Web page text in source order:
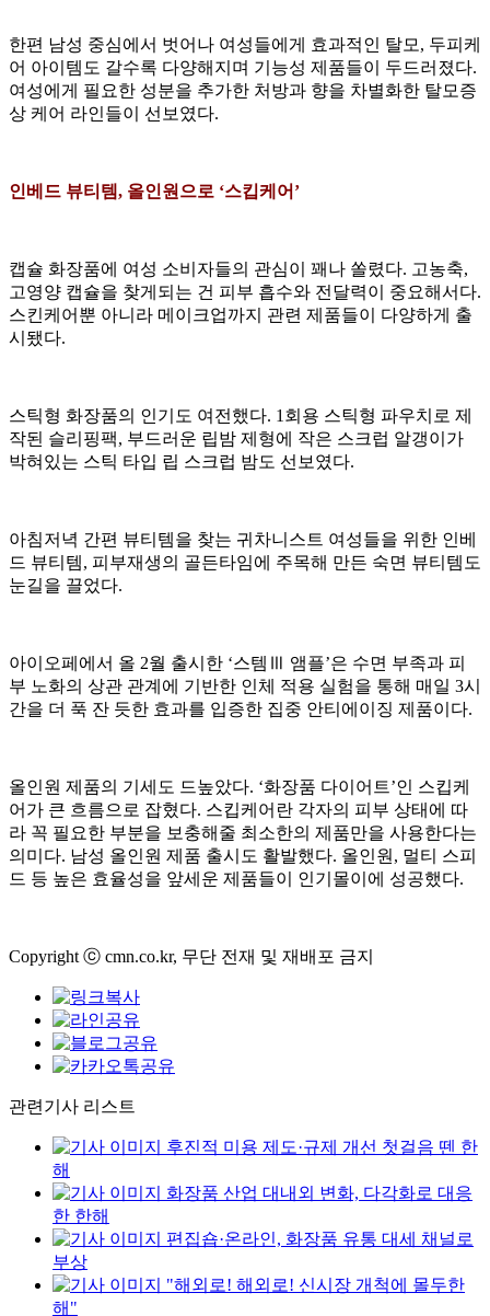
한편 남성 중심에서 벗어나 여성들에게 효과적인 탈모, 두피케
어 아이템도 갈수록 다양해지며 기능성 제품들이 두드러졌다.
여성에게 필요한 성분을 추가한 처방과 향을 차별화한 탈모증
상 케어 라인들이 선보였다.
인베드 뷰티템, 올인원으로 ‘스킵케어’
캡슐 화장품에 여성 소비자들의 관심이 꽤나 쏠렸다. 고농축,
고영양 캡슐을 찾게되는 건 피부 흡수와 전달력이 중요해서다.
스킨케어뿐 아니라 메이크업까지 관련 제품들이 다양하게 출
시됐다.
스틱형 화장품의 인기도 여전했다. 1회용 스틱형 파우치로 제
작된 슬리핑팩, 부드러운 립밤 제형에 작은 스크럽 알갱이가
박혀있는 스틱 타입 립 스크럽 밤도 선보였다.
아침저녁 간편 뷰티템을 찾는 귀차니스트 여성들을 위한 인베
드 뷰티템, 피부재생의 골든타임에 주목해 만든 숙면 뷰티템도
눈길을 끌었다.
아이오페에서 올 2월 출시한 ‘스템Ⅲ 앰플’은 수면 부족과 피
부 노화의 상관 관계에 기반한 인체 적용 실험을 통해 매일 3시
간을 더 푹 잔 듯한 효과를 입증한 집중 안티에이징 제품이다.
올인원 제품의 기세도 드높았다. ‘화장품 다이어트’인 스킵케
어가 큰 흐름으로 잡혔다. 스킵케어란 각자의 피부 상태에 따
라 꼭 필요한 부분을 보충해줄 최소한의 제품만을 사용한다는
의미다. 남성 올인원 제품 출시도 활발했다. 올인원, 멀티 스피
드 등 높은 효율성을 앞세운 제품들이 인기몰이에 성공했다.
Copyright ⓒ cmn.co.kr, 무단 전재 및 재배포 금지
관련기사 리스트
후진적 미용 제도·규제 개선 첫걸음 뗀 한
해
화장품 산업 대내외 변화, 다각화로 대응
한 한해
편집숍·온라인, 화장품 유통 대세 채널로
부상
"해외로! 해외로! 신시장 개척에 몰두한
해"